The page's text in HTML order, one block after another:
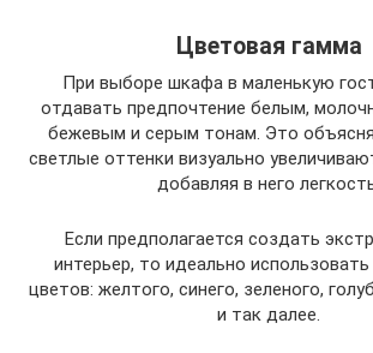
Цветовая гамма
При выборе шкафа в маленькую
отдавать предпочтение белым,
бежевым и серым тонам. Это
светлые оттенки визуально
добавляя в него
Если предполагается создать
интерьер, то идеально
цветов: желтого, синего, зеленого,
и так далее.